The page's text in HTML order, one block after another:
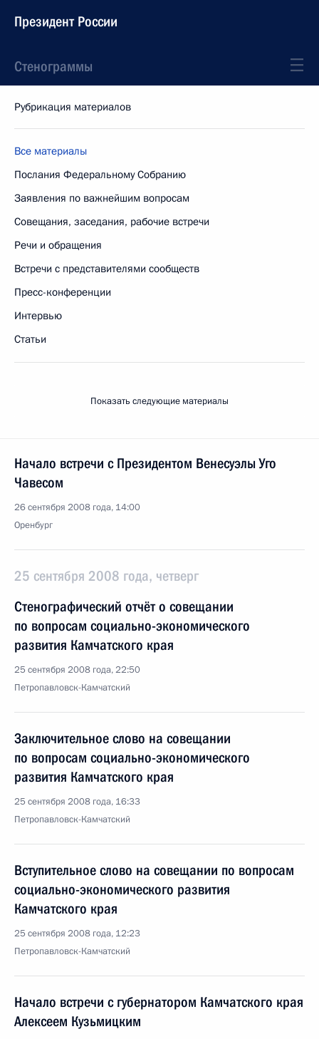
Президент России
Стенограммы
Рубрикация материалов
Все материалы
Послания Федеральному Собранию
Заявления по важнейшим вопросам
Совещания, заседания, рабочие встречи
Речи и обращения
Встречи с представителями сообществ
Пресс-конференции
Интервью
Статьи
Показать следующие материалы
Начало встречи с Президентом Венесуэлы Уго
Чавесом
26 сентября 2008 года, 14:00
Оренбург
25 сентября 2008 года, четверг
Стенографический отчёт о совещании
по вопросам социально-экономического
развития Камчатского края
25 сентября 2008 года, 22:50
Петропавловск-Камчатский
Заключительное слово на совещании
по вопросам социально-экономического
развития Камчатского края
25 сентября 2008 года, 16:33
Петропавловск-Камчатский
Вступительное слово на совещании по вопросам
социально-экономического развития
Камчатского края
25 сентября 2008 года, 12:23
Петропавловск-Камчатский
Начало встречи с губернатором Камчатского края
Алексеем Кузьмицким